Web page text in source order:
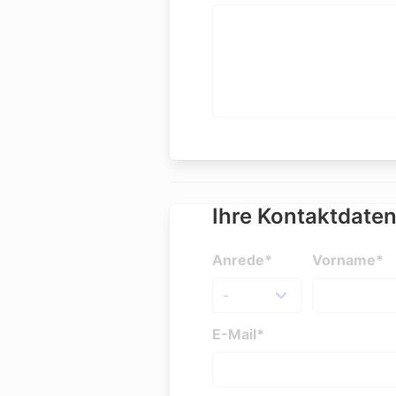
Ihre Kontaktdaten
Anrede* Vorname*
E-Mail*